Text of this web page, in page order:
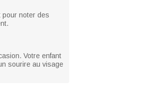
pour noter des
Votre enfant
sourire au visage